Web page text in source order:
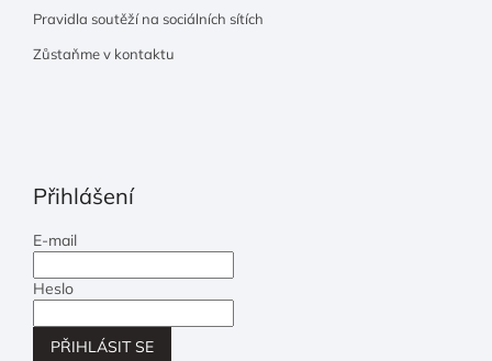
Pravidla soutěží na sociálních sítích
Zůstaňme v kontaktu
Přihlášení
E-mail
Heslo
PŘIHLÁSIT SE